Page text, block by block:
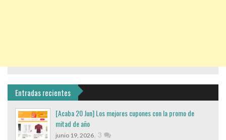
Entradas recientes
[Acaba 20 Jun] Los mejores cupones con la promo de
mitad de año
junio 19, 2026, 3